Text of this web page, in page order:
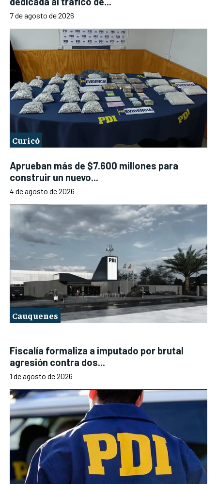
7 de agosto de 2026
Curicó
Aprueban más de $7.600 millones para
construir un nuevo...
4 de agosto de 2026
Cauquenes
Fiscalía formaliza a imputado por brutal
agresión contra dos...
1 de agosto de 2026